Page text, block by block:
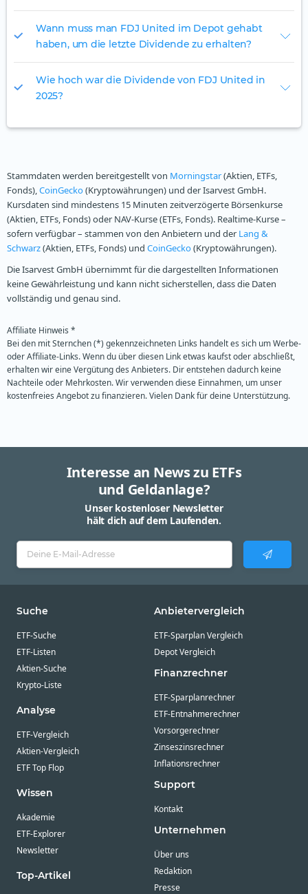
Wann muss man FDJ United im Depot gehabt
haben, um die letzte Dividende zu erhalten?
Wie hoch war die Dividende von FDJ United in
2025?
Stammdaten werden bereitgestellt von Morningstar(Aktien, ETFs,
Fonds),CoinGecko(Kryptowährungen) und der Isarvest GmbH.
Kursdaten sind mindestens 15 Minuten zeitverzögerte Börsenkurse
(Aktien, ETFs, Fonds) oder NAV-Kurse (ETFs, Fonds). Realtime-Kurse –
sofern verfügbar – stammen von den Anbietern und der Lang &
Schwarz(Aktien, ETFs, Fonds) und CoinGecko(Kryptowährungen).
Die Isarvest GmbH übernimmt für die dargestellten Informationen
keine Gewährleistung und kann nicht sicherstellen, dass die Daten
vollständig und genau sind.
Affiliate Hinweis *
Bei den mit Sternchen (*) gekennzeichneten Links handelt es sich um Werbe-
oder Affiliate-Links. Wenn du über diesen Link etwas kaufst oder abschließt,
erhalten wir eine Vergütung des Anbieters. Dir entstehen dadurch keine
Nachteile oder Mehrkosten. Wir verwenden diese Einnahmen, um unser
kostenfreies Angebot zu finanzieren. Vielen Dank für deine Unterstützung.
Interesse an News zu ETFs
und Geldanlage?
Unser kostenloser Newsletter
hält dich auf dem Laufenden.
Suche
ETF-Suche
ETF-Listen
Aktien-Suche
Krypto-Liste
Analyse
ETF-Vergleich
Aktien-Vergleich
ETF Top Flop
Wissen
Akademie
ETF-Explorer
Newsletter
Top-Artikel
Anbietervergleich
ETF-Sparplan Vergleich
Depot Vergleich
Finanzrechner
ETF-Sparplanrechner
ETF-Entnahmerechner
Vorsorgerechner
Zinseszinsrechner
Inflationsrechner
Support
Kontakt
Unternehmen
Über uns
Redaktion
Presse